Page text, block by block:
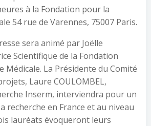
à la Fondation pour la
54 rue de Varennes, 75007 Paris.
sera animé par Joëlle
Scientifique de la Fondation
Médicale. La Présidente du Comité
Laure COULOMBEL,
Inserm, interviendra pour un
recherche en France et au niveau
lauréats évoqueront leurs